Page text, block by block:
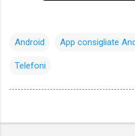
Android App consigliate
Telefoni